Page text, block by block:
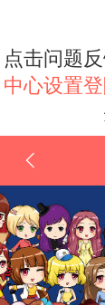
点击问题
中心设置